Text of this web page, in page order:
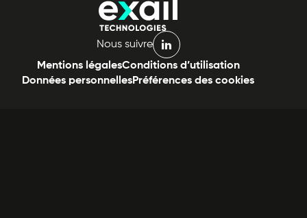
Nous suivre
linkedin
Mentions légalesConditions d’utilisation
Données personnellesPréférences des cookies